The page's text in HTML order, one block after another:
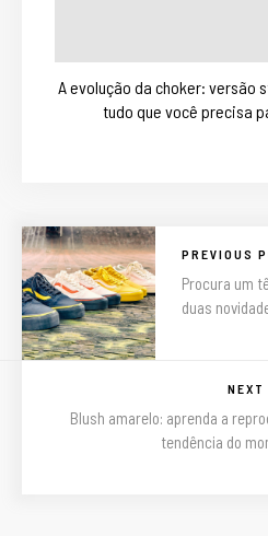
A evolução da choker: versão
tudo que você precisa
PREVIOUS
Procura um
duas
NEXT
Blush amarelo: aprenda a
tendência do